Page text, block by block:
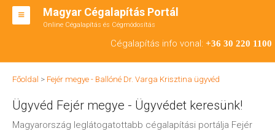
Magyar Cégalapítás Portál
Online Cégalapítás és Cégmódosítás
Cégalapítás info vonal: +36 30 220 1100
BT ALAPÍTÁS
CÉGMÓDOSÍTÁS
Főoldal > Fejér megye - Ballóné Dr. Varga Krisztina ügyvéd
Ügyvéd Fejér megye - Ügyvédet keresünk!
Magyarország leglátogatottabb cégalapítási portálja Fejér